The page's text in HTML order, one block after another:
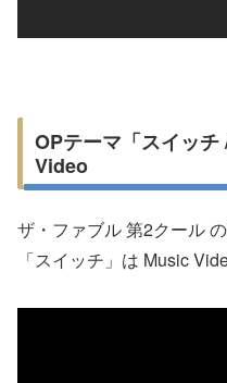
OPテーマ「スイッ
Video
ザ・ファブル 第2クール
「スイッチ」は Music